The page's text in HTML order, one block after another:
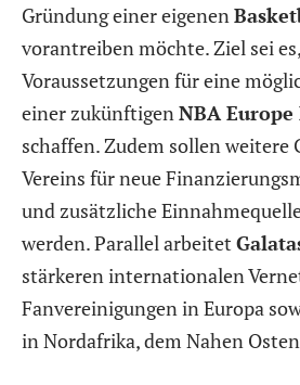
Gründung einer eigenen
vorantreiben möchte. Ziel sei
Voraussetzungen für eine
einer zukünftigenNBA Europe
schaffen. Zudem sollen weitere
Vereins für neue
und zusätzliche
werden. Parallel arbeitet
stärkeren internationalen
Fanvereinigungen in Europa
in Nordafrika, dem Nahen